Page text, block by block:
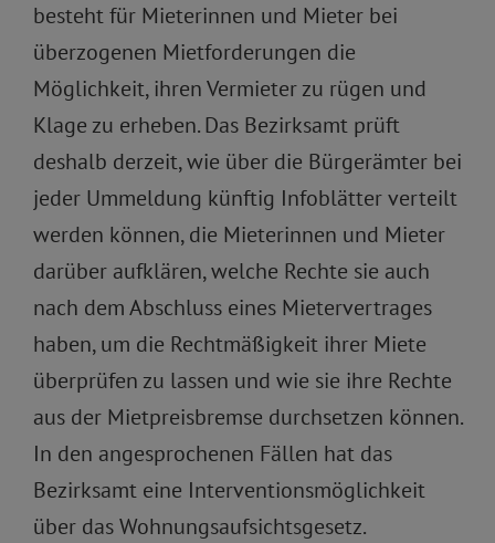
besteht für Mieterinnen und Mieter bei
überzogenen Mietforderungen die
Möglichkeit, ihren Vermieter zu rügen und
Klage zu erheben. Das Bezirksamt prüft
deshalb derzeit, wie über die Bürgerämter bei
jeder Ummeldung künftig Infoblätter verteilt
werden können, die Mieterinnen und Mieter
darüber aufklären, welche Rechte sie auch
nach dem Abschluss eines Mietervertrages
haben, um die Rechtmäßigkeit ihrer Miete
überprüfen zu lassen und wie sie ihre Rechte
aus der Mietpreisbremse durchsetzen können.
In den angesprochenen Fällen hat das
Bezirksamt eine Interventionsmöglichkeit
über das Wohnungsaufsichtsgesetz.